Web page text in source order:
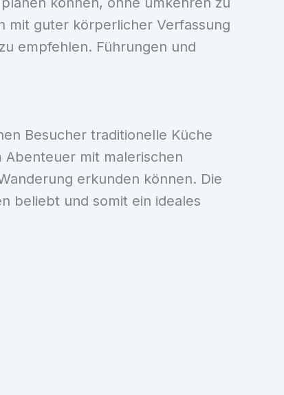
mit guter körperlicher Verfassung
empfehlen. Führungen und
Besucher traditionelle Küche
mit malerischen
erkunden können. Die
beliebt und somit ein ideales